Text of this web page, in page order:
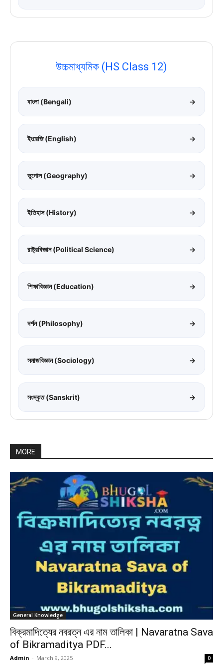
উচ্চমাধ্যমিক (HS Class 12)
বাংলা (Bengali) →
ইংরেজি (English) →
ভূগোল (Geography) →
ইতিহাস (History) →
রাষ্ট্রবিজ্ঞান (Political Science) →
শিক্ষাবিজ্ঞান (Education) →
দর্শন (Philosophy) →
সমাজবিজ্ঞান (Sociology) →
সংস্কৃত (Sanskrit) →
MORE
General Knowledge
বিক্রমাদিত্যের নবরত্ন এর নাম তালিকা | Navaratna Sava
of Bikramaditya PDF...
Admin - March 9, 2025 0